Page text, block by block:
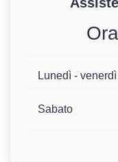
Lunedì - venerdì
Sabato